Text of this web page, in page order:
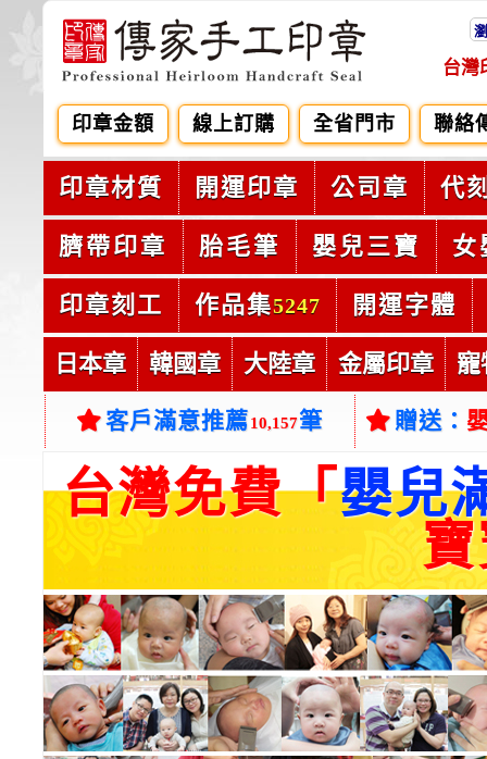
台灣
印章金額 線上訂購 全省門市 聯絡
印章材質 開運印章 公司章 代
臍帶印章 胎毛筆 嬰兒三寶 女
印章刻工 作品集5247 開運字體
日本章 韓國章 大陸章 金屬印章 寵
客戶滿意推薦10,157筆 贈送：
台灣免費「嬰兒